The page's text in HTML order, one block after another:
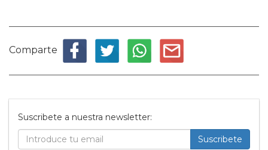
Comparte
Suscribete a nuestra newsletter:
Suscribete